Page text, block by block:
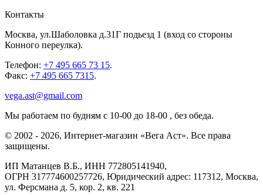
Контакты
Москва, ул.Шаболовка д.31Г подьезд 1 (вход со стороны
Конного переулка).
Телефон: +7 495 665 73 15.
Факс: +7 495 665 7315.
vega.ast@gmail.com
Мы работаем по будням с 10-00 до 18-00 , без обеда.
© 2002 - 2026, Интернет-магазин «Вега Аст». Все права
защищены.
ИП Матанцев В.Б., ИНН 772805141940,
ОГРН 317774600257726, Юридический адрес: 117312, Москва,
ул. Ферсмана д. 5, кор. 2, кв. 221